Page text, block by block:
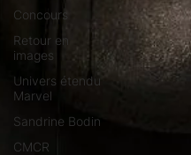
Concours
Retour en
images
Univers étendu
Marvel
Sandrine Bodin
CMCR